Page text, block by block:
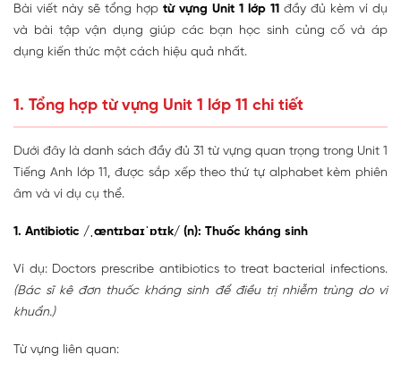
Bài viết này sẽ tổng hợp từ vựng Unit 1 lớp 11 đầy đủ kèm ví dụ
và bài tập vận dụng giúp các bạn học sinh củng cố và áp
dụng kiến thức một cách hiệu quả nhất.
1. Tổng hợp từ vựng Unit 1 lớp 11 chi tiết
Dưới đây là danh sách đầy đủ 31 từ vựng quan trọng trong Unit 1
Tiếng Anh lớp 11, được sắp xếp theo thứ tự alphabet kèm phiên
âm và ví dụ cụ thể.
1. Antibiotic /ˌæntɪbaɪˈɒtɪk/ (n): Thuốc kháng sinh
Ví dụ: Doctors prescribe antibiotics to treat bacterial infections.
(Bác sĩ kê đơn thuốc kháng sinh để điều trị nhiễm trùng do vi
khuẩn.)
Từ vựng liên quan: